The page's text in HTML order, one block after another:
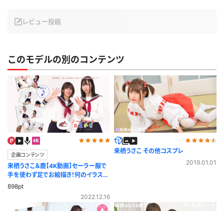
レビュー投稿
このモデルの別のコンテンツ
企画コンテンツ
来栖うさこ＆鹿【4K動画】セーラー服で
手を使わず足でお絵描き！何のイラスト
か分かるかな？
898pt
2022.12.16
来栖うさこ その他コスプレ
2019.01.01